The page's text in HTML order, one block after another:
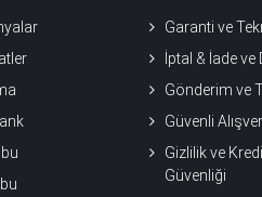
Garanti ve
İptal & İade
Gönderim ve
Güvenli
Gizlilik ve
Güvenliği